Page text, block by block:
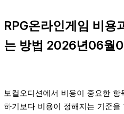
RPG온라인게임 비용
는 방법 2026년06월
보컬오디션에서 비용이 중요한
하기보다 비용이 정해지는 기준